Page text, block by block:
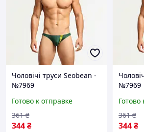
Чоловічі труси Seobean -
№7969
Готово к отправке
344₴
361 ₴
№7969
Готово
344₴
361 ₴